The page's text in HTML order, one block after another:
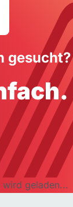
gesucht?
wird geladen...